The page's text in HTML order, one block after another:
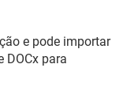
e pode importar
DOCx para